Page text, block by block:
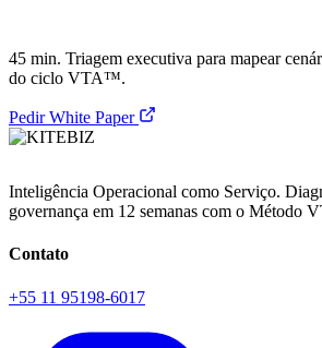
45 min. Triagem executiva para mapear
do ciclo VTA™.
Pedir White Paper
Inteligência Operacional como Serviço.
governança em 12 semanas com o Método
Contato
+55 11 95198-6017